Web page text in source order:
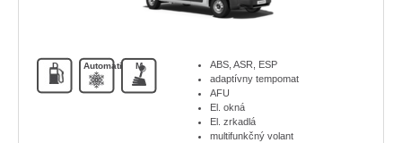
D AutomatickáM
ABS, ASR, ESP
adaptívny tempomat
AFU
El. okná
El. zrkadlá
multifunkčný volant